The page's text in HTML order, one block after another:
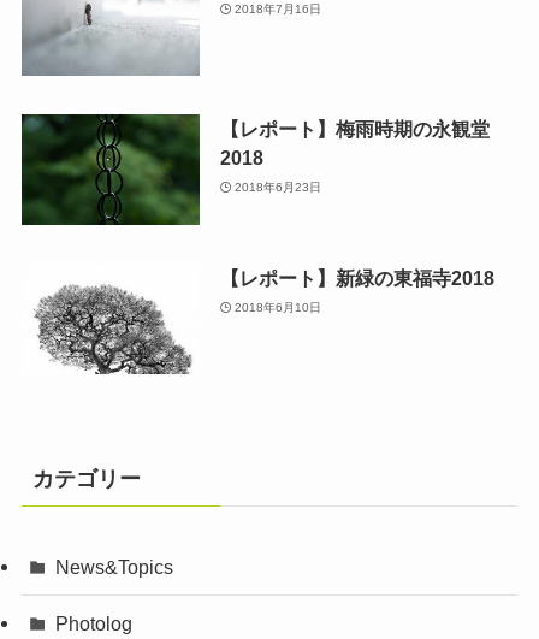
2018年7月16日
【レポート】梅雨時期の永観堂
2018
2018年6月23日
【レポート】新緑の東福寺2018
2018年6月10日
カテゴリー
News&Topics
Photolog